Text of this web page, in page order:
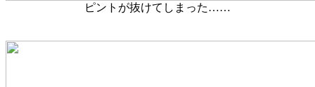
ピントが抜けてしまった……